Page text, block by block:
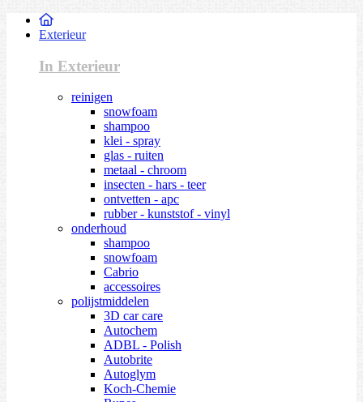
Exterieur
In Exterieur
reinigen
snowfoam
shampoo
klei - spray
glas - ruiten
metaal - chroom
insecten - hars - teer
ontvetten - apc
rubber - kunststof - vinyl
onderhoud
shampoo
snowfoam
Cabrio
accessoires
polijstmiddelen
3D car care
Autochem
ADBL - Polish
Autobrite
Autoglym
Koch-Chemie